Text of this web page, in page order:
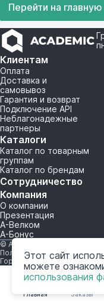
Главная Заказы
Перейти на главную
Клиентам
Оплата
Доставка и
самовывоз
Гарантия и возврат
Подключение API
Неблагонадежные
партнеры
Каталоги
Каталог по товарным
группам
Каталог по брендам
Сотрудничество
Компания
О компании
Презентация
А-Велком
А-Бонус
© A-AC.RU 2015-2026. Все
Политика обработки
Горячая линия
Этот сайт
можете
использования